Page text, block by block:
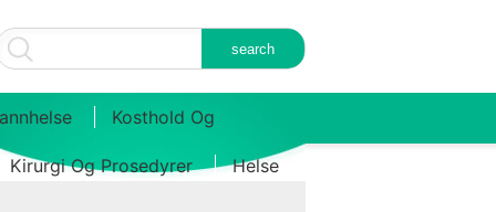
Kosthold Og
Kirurgi Og Prosedyrer Helse